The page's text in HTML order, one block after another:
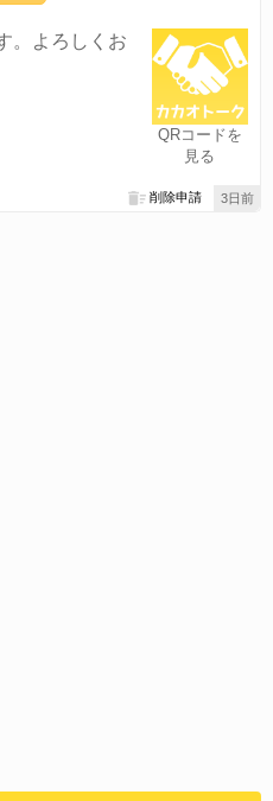
QRコードを
見る
。よろしくお
3日前
削除申請